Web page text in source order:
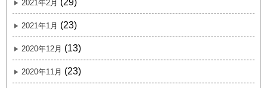
2021年2月
2021年1月 (23)
2020年12月 (13)
2020年11月 (23)